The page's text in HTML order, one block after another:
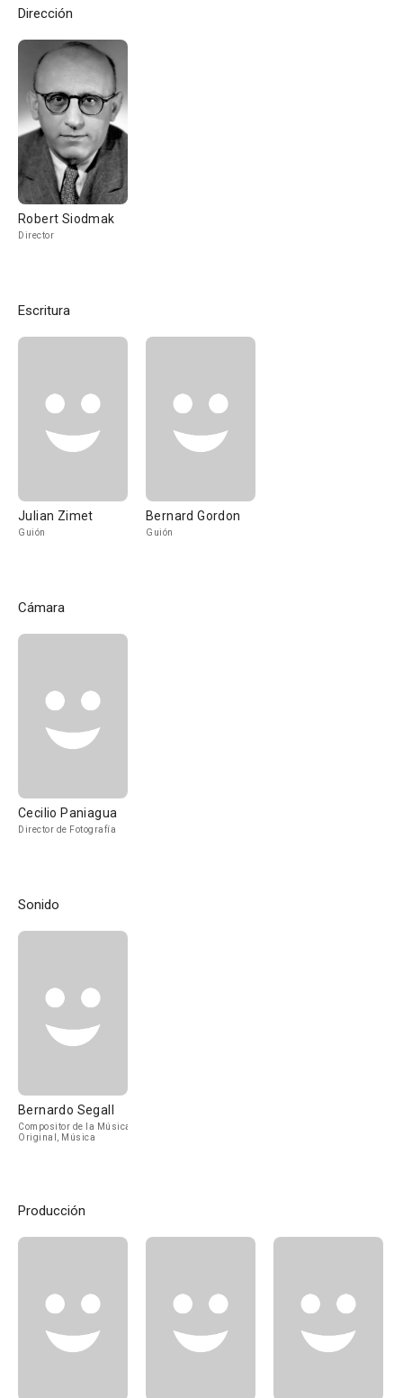
Dirección
Robert Siodmak
Director
Escritura
Julian Zimet
Guión
Bernard Gordon
Guión
Cámara
Cecilio Paniagua
Director de Fotografía
Sonido
Bernardo Segall
Compositor de la Música
Original, Música
Producción